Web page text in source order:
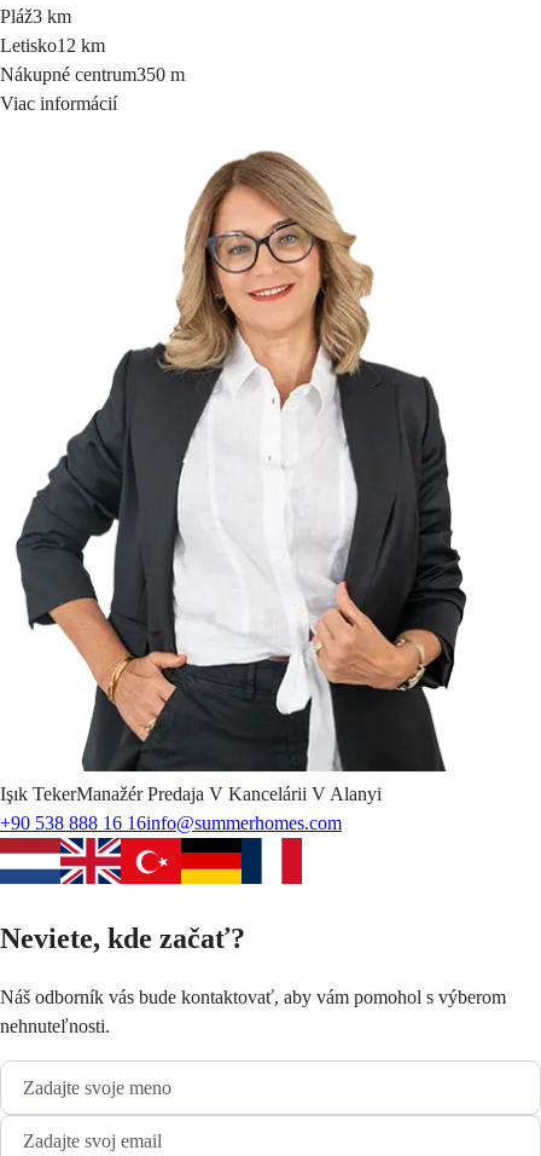
Pláž3 km
Letisko12 km
Nákupné centrum350 m
Viac informácií
Işık TekerManažér Predaja V Kancelárii V Alanyi
+90 538 888 16 16info@summerhomes.com
Neviete, kde začať?
Náš odborník vás bude kontaktovať, aby vám pomohol s výberom
nehnuteľnosti.